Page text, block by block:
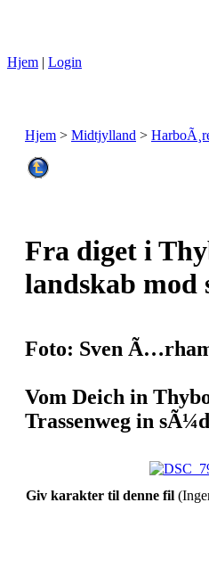
Hjem | Login
Hjem > Midtjylland >
Fra diget i
landskab mod
Foto: Sven
Vom Deich in
Trassenweg in
Giv karakter til denne fil